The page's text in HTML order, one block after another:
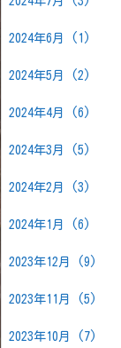
2024年6月 (1)
2024年5月 (2)
2024年4月 (6)
2024年3月 (5)
2024年2月 (3)
2024年1月 (6)
2023年12月 (9)
2023年11月 (5)
2023年10月 (7)